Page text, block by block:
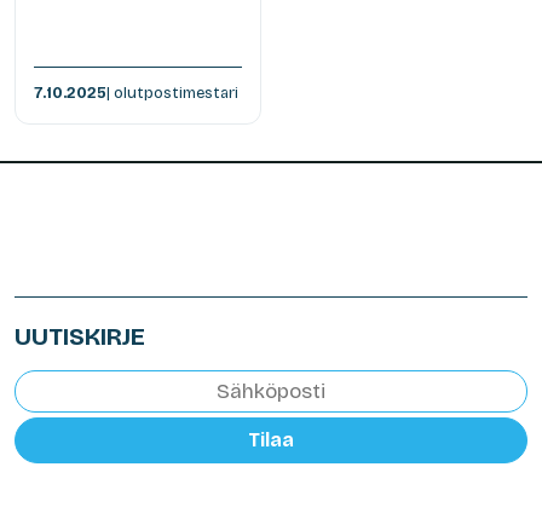
7.10.2025| olutpostimestari
UUTISKIRJE
Tilaa